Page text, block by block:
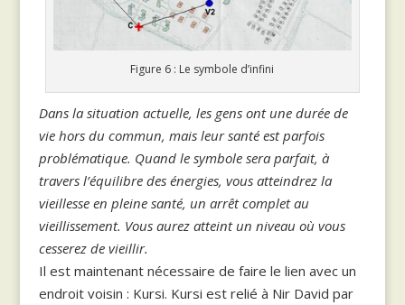
Figure 6 : Le symbole d’infini
Dans la situation actuelle, les gens ont une durée de
vie hors du commun, mais leur santé est parfois
problématique. Quand le symbole sera parfait, à
travers l’équilibre des énergies, vous atteindrez la
vieillesse en pleine santé, un arrêt complet au
vieillissement. Vous aurez atteint un niveau où vous
cesserez de vieillir.
Il est maintenant nécessaire de faire le lien avec un
endroit voisin : Kursi. Kursi est relié à Nir David par